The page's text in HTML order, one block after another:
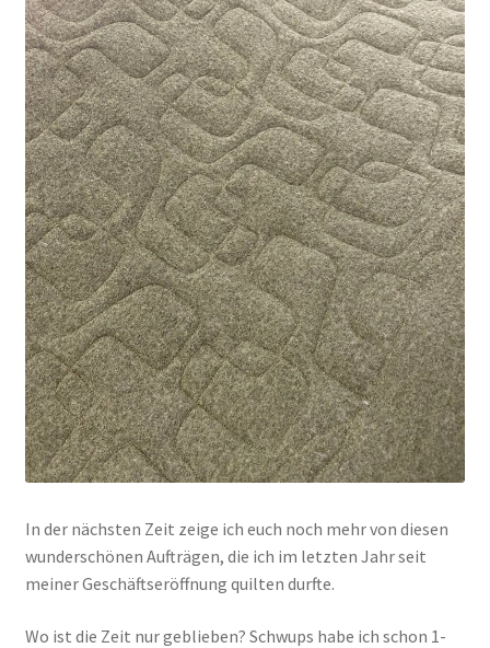
In der nächsten Zeit zeige ich euch noch mehr von diesen
wunderschönen Aufträgen, die ich im letzten Jahr seit
meiner Geschäftseröffnung quilten durfte.
Wo ist die Zeit nur geblieben? Schwups habe ich schon 1-